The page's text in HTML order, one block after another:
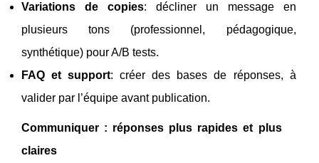
Variations de copies: décliner un message en
plusieurs tons (professionnel, pédagogique,
synthétique) pour A/B tests.
FAQ et support: créer des bases de réponses, à
valider par l’équipe avant publication.
Communiquer : réponses plus rapides et plus
claires